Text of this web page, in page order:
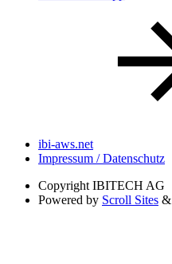
ibi-aws.net
Impressum / Datenschutz
Copyright IBITECH AG
Powered by Scroll Sites &